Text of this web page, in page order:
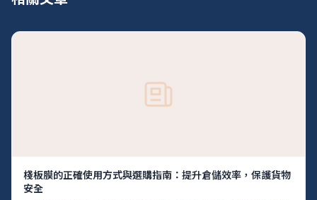
棧板膜的正確使用方式與選購指南：提升倉儲效率，保護貨物
安全